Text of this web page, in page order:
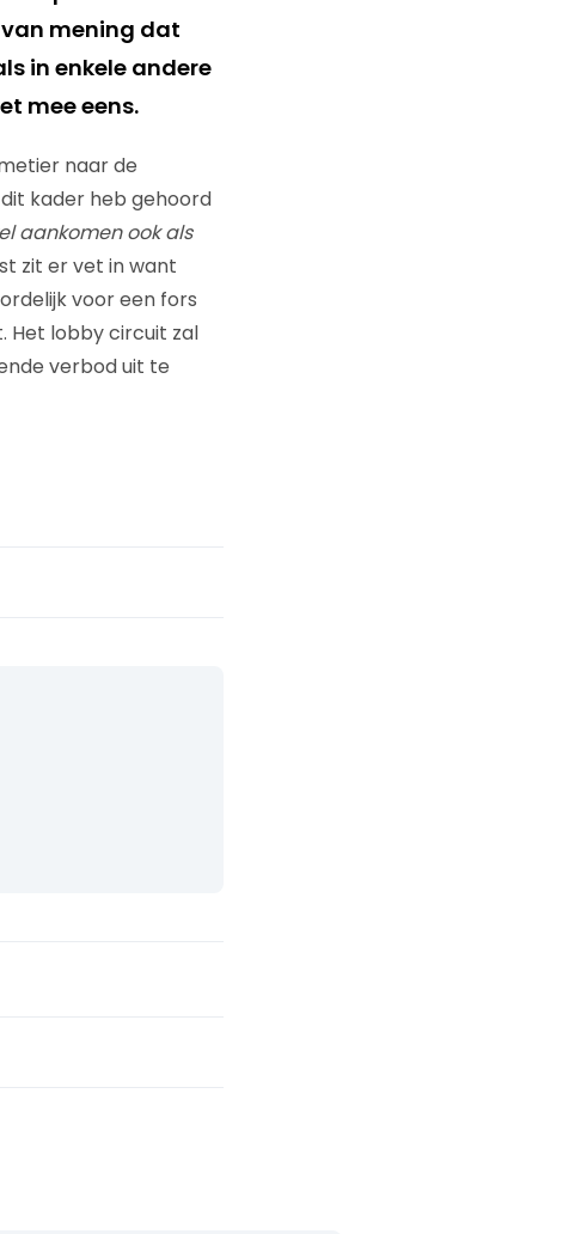
van mening dat
in enkele andere
mee eens.
naar de
kader heb gehoord
aankomen ook als
zit er vet in want
voor een fors
Het lobby circuit zal
verbod uit te